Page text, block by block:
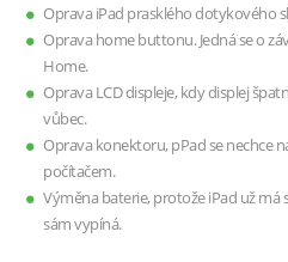
Oprava iPad prasklého dotykového
Oprava home buttonu. Jedná se o
Home.
Oprava LCD displeje, kdy displej
vůbec.
Oprava konektoru, pPad se nechce
počítačem.
Výměna baterie, protože iPad už
sám vypíná.